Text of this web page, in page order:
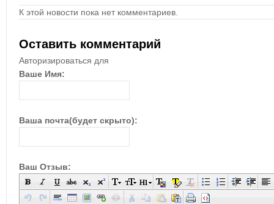
К этой новости пока нет комментариев.
Оставить комментарий
Авторизироваться для
Ваше Имя:
Ваша почта(будет скрыто):
Ваш Отзыв: